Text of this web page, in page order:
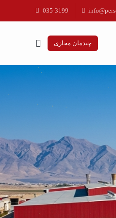
035-3199
چیدمان مجازی